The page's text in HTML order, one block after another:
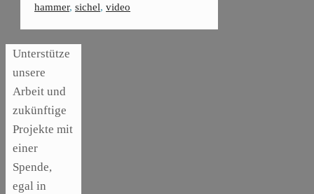
hammer, sichel, video
Unterstütze
unsere
Arbeit und
zukünftige
Projekte mit
einer
Spende,
egal in